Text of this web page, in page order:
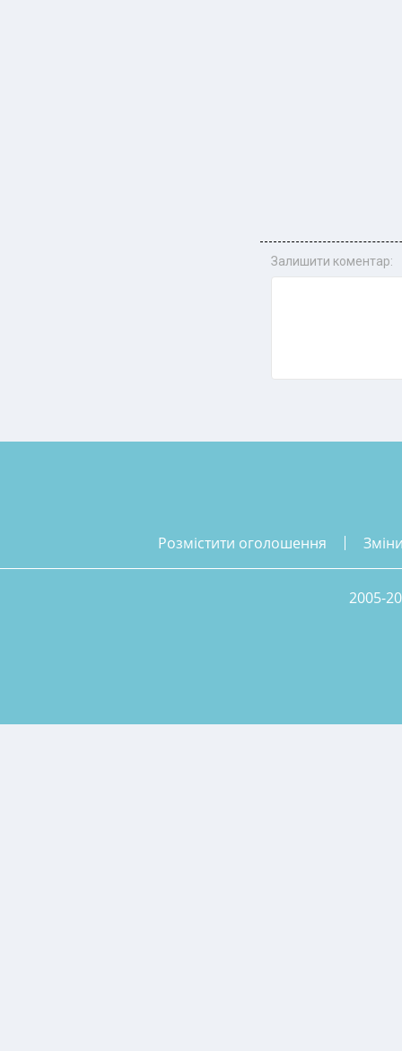
Залишити коментар:
розмістити оголошення
2005-